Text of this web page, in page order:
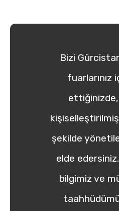
Bizi
fuarlarınız
ettiğinizde,
şekilde
elde
bilgimiz ve